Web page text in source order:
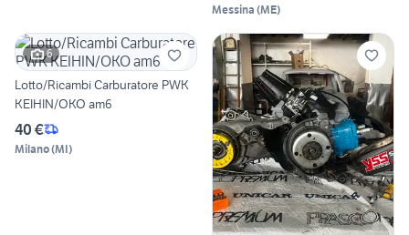
Messina (ME)
6
Lotto/Ricambi Carburatore PWK
KEIHIN/OKO am6
40 €
Milano(MI)